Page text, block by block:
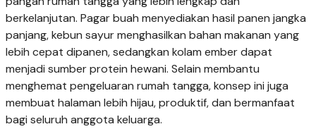
berkelanjutan. Pagar buah menyediakan hasil panen jangka
panjang, kebun sayur menghasilkan bahan makanan yang
lebih cepat dipanen, sedangkan kolam ember dapat
menjadi sumber protein hewani. Selain membantu
menghemat pengeluaran rumah tangga, konsep ini juga
membuat halaman lebih hijau, produktif, dan bermanfaat
bagi seluruh anggota keluarga.